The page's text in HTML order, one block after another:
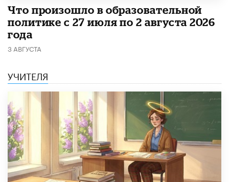
​Что произошло в образовательной
политике с 27 июля по 2 августа 2026
года
3 АВГУСТА
УЧИТЕЛЯ